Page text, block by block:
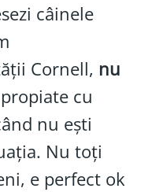
câinele
Cornell, nu
cu
nu ești
Nu toți
e perfect ok